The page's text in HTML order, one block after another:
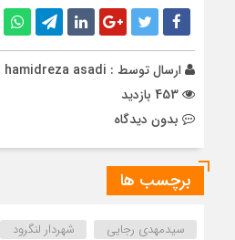
ارسال توسط : hamidreza asadi
بدون دیدگاه
برچسب ها
سیدمهدی رجایی شهردار لنگرود